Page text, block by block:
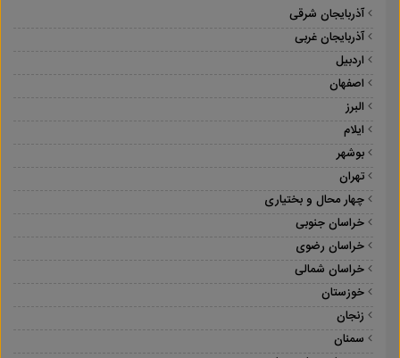
آذربایجان شرقی
آذربایجان غربی
اردبیل
اصفهان
البرز
ایلام
بوشهر
تهران
چهار محال و بختیاری
خراسان جنوبی
خراسان رضوی
خراسان شمالی
خوزستان
زنجان
سمنان